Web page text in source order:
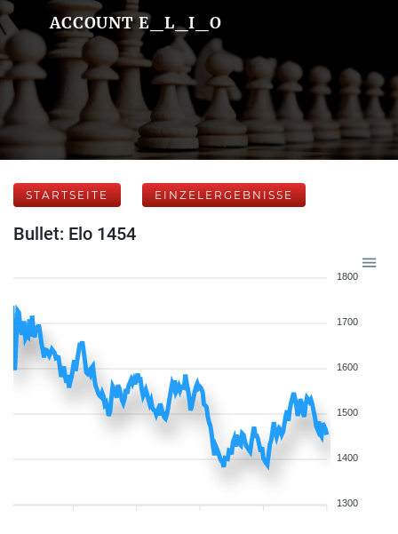
ACCOUNT E_L_I_O
STARTSEITE EINZELERGEBNISSE
Bullet: Elo 1454
1800
1700
1600
1500
1400
1300